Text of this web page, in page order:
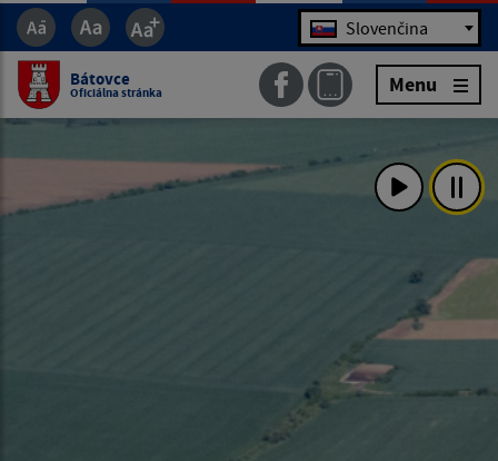
Jazyk Slovenčina
Bátovce
Oficiálna stránka Menu